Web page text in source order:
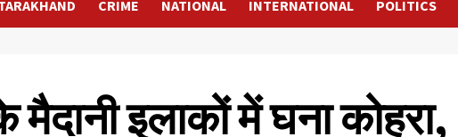
CRIME NATIONAL INTERNATIONAL POLITICS
इलाकों में घना कोहरा,